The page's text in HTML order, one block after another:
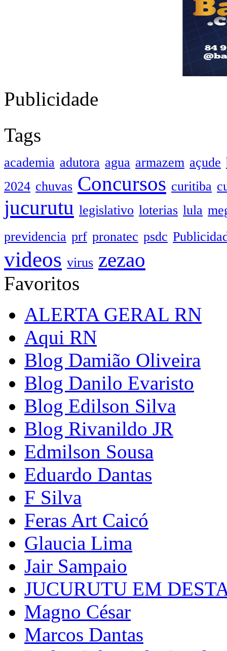
Publicidade
Tags
academia adutora agua armazem açude
2024 chuvas Concursos curitiba
jucurutu legislativo loterias lula
previdencia prf pronatec psdc
videos virus zezao
Favoritos
ALERTA GERAL RN
Aqui RN
Blog Damião Oliveira
Blog Danilo Evaristo
Blog Edilson Silva
Blog Rivanildo JR
Edmilson Sousa
Eduardo Dantas
F Silva
Feras Art Caicó
Glaucia Lima
Jair Sampaio
JUCURUTU EM
Magno César
Marcos Dantas